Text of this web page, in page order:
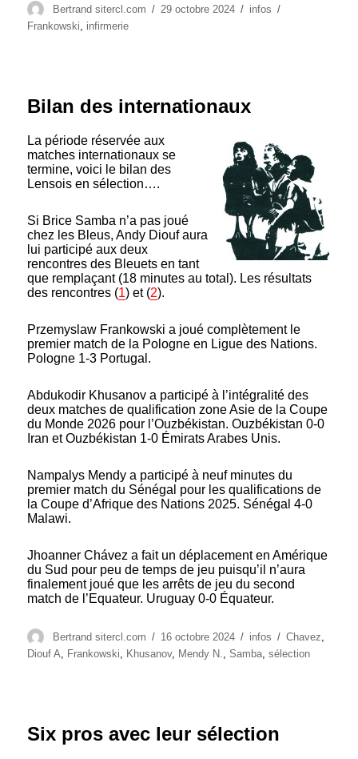
Auteur
Bertrand sitercl.com
Publié
29 octobre 2024 Catégories
infos
Frankowski, infirmerie
Bilan des internationaux
La période réservée aux
matches internationaux se
termine, voici le bilan des
Lensois en sélection….
Si Brice Samba n’a pas joué
chez les Bleus, Andy Diouf aura
lui participé aux deux
rencontres des Bleuets en tant
que remplaçant (18 minutes au total). Les résultats
des rencontres (1) et (2).
Przemyslaw Frankowski a joué complètement le
premier match de la Pologne en Ligue des Nations.
Pologne 1-3 Portugal.
Abdukodir Khusanov a participé à l’intégralité des
deux matches de qualification zone Asie de la Coupe
du Monde 2026 pour l’Ouzbékistan. Ouzbékistan 0-0
Iran et Ouzbékistan 1-0 Émirats Arabes Unis.
Nampalys Mendy a participé à neuf minutes du
premier match du Sénégal pour les qualifications de
la Coupe d’Afrique des Nations 2025. Sénégal 4-0
Malawi.
Jhoanner Chávez a fait un déplacement en Amérique
du Sud pour peu de temps de jeu puisqu’il n’aura
finalement joué que les arrêts de jeu du second
match de l’Equateur. Uruguay 0-0 Équateur.
Auteur
Bertrand sitercl.com
Publié
le
16 octobre 2024 Catégories
infos Étiquettes
Chavez
Diouf A, Frankowski, Khusanov, Mendy N.,Samba,sélection
Six pros avec leur sélection